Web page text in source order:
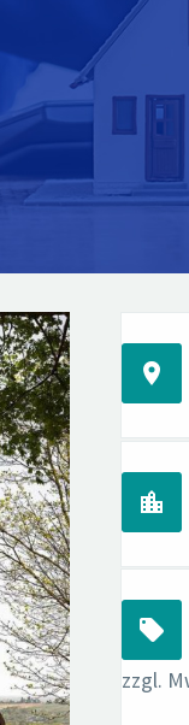






zzgl.